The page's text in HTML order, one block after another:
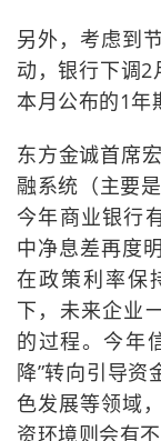
另外，考虑到
动，银行下调2
本月公布的1年
东方金诚首席
融系统（主要
今年商业银行
中净息差再度
在政策利率保
下，未来企业
的过程。今年
降”转向引导资
色发展等领域
资环境则会有